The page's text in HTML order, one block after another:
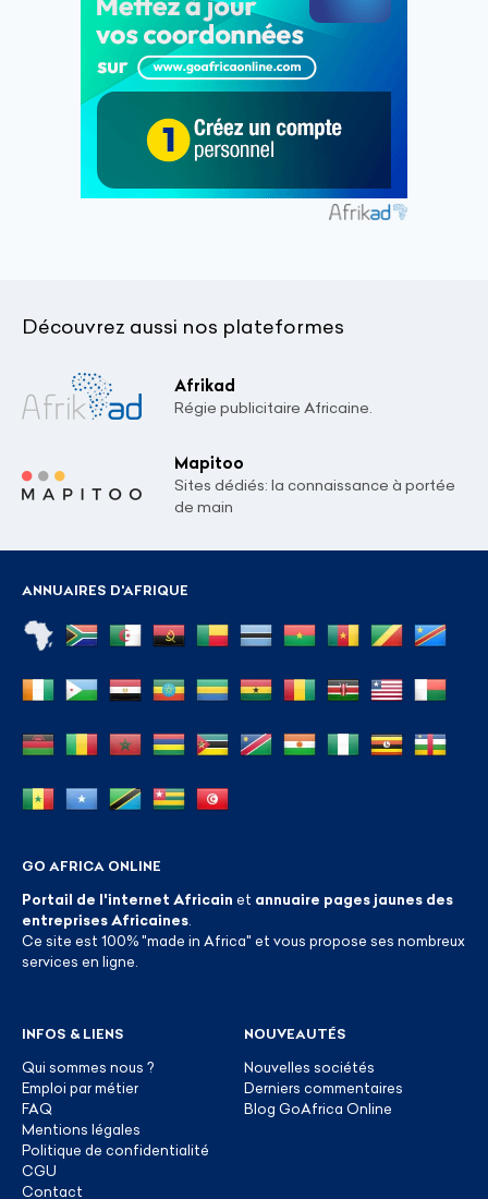
Découvrez aussi nos plateformes
Afrikad
Régie publicitaire Africaine.
Mapitoo
Sites dédiés: la connaissance à portée
de main
ANNUAIRES D'AFRIQUE
GO AFRICA ONLINE
Portail de l'internet Africain et annuaire pages jaunes des
entreprises Africaines
Ce site est 100% "made in Africa" et vous propose ses nombreux
services en ligne.
INFOS & LIENS
Qui sommes nous ?
Emploi par métier
FAQ
Mentions légales
Politique de confidentialité
CGU
Contact
NOUVEAUTÉS
Nouvelles sociétés
Derniers commentaires
Blog GoAfrica Online